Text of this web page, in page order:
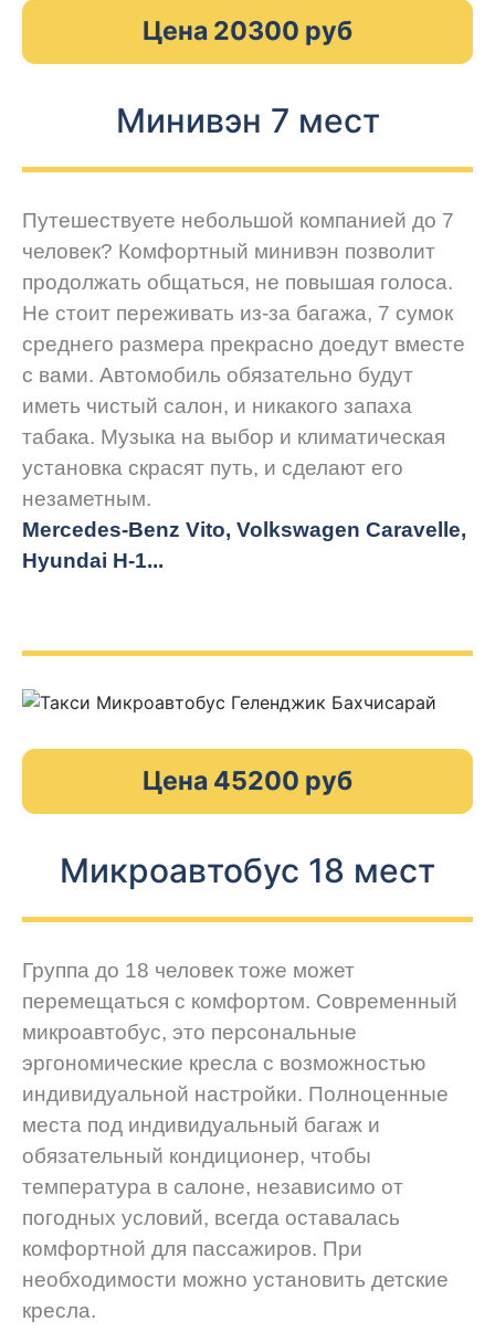
Цена 20300 руб
Минивэн 7 мест
Путешествуете небольшой компанией до 7
человек? Комфортный минивэн позволит
продолжать общаться, не повышая голоса.
Не стоит переживать из-за багажа, 7 сумок
среднего размера прекрасно доедут вместе
с вами. Автомобиль обязательно будут
иметь чистый салон, и никакого запаха
табака. Музыка на выбор и климатическая
установка скрасят путь, и сделают его
незаметным.
Mercedes-Benz Vito, Volkswagen Caravelle,
Hyundai H-1...
Цена 45200 руб
Микроавтобус 18 мест
Группа до 18 человек тоже может
перемещаться с комфортом. Современный
микроавтобус, это персональные
эргономические кресла с возможностью
индивидуальной настройки. Полноценные
места под индивидуальный багаж и
обязательный кондиционер, чтобы
температура в салоне, независимо от
погодных условий, всегда оставалась
комфортной для пассажиров. При
необходимости можно установить детские
кресла.